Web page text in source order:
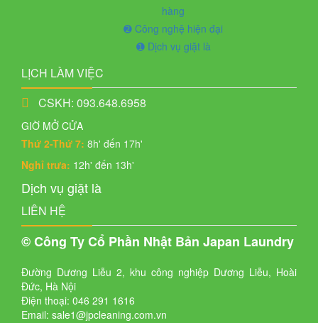
hàng
➋ Công nghệ hiện đại
➊ Dịch vụ giặt là
LỊCH LÀM VIỆC
CSKH: 093.648.6958
GIỜ MỞ CỬA
Thứ 2-Thứ 7: 8h' đến 17h'
Nghỉ trưa: 12h' đến 13h'
Dịch vụ giặt là
LIÊN HỆ
© Công Ty Cổ Phần Nhật Bản Japan Laundry
Đường Dương Liễu 2, khu công nghiệp Dương Liễu, Hoài
Đức, Hà Nội
Điện thoại: 046 291 1616
Email: sale1@jpcleaning.com.vn